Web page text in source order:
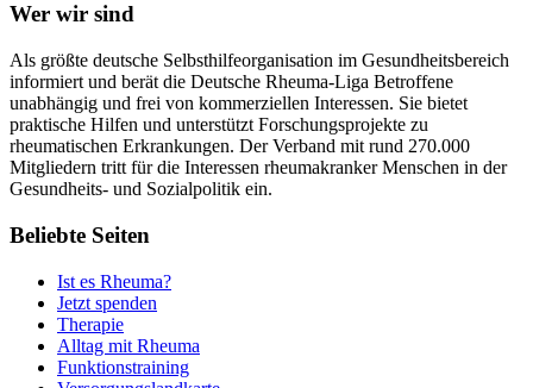
Wer wir sind
Als größte deutsche Selbsthilfeorganisation im Gesundheitsbereich
informiert und berät die Deutsche Rheuma-Liga Betroffene
unabhängig und frei von kommerziellen Interessen. Sie bietet
praktische Hilfen und unterstützt Forschungsprojekte zu
rheumatischen Erkrankungen. Der Verband mit rund 270.000
Mitgliedern tritt für die Interessen rheumakranker Menschen in der
Gesundheits- und Sozialpolitik ein.
Beliebte Seiten
Ist es Rheuma?
Jetzt spenden
Therapie
Alltag mit Rheuma
Funktionstraining